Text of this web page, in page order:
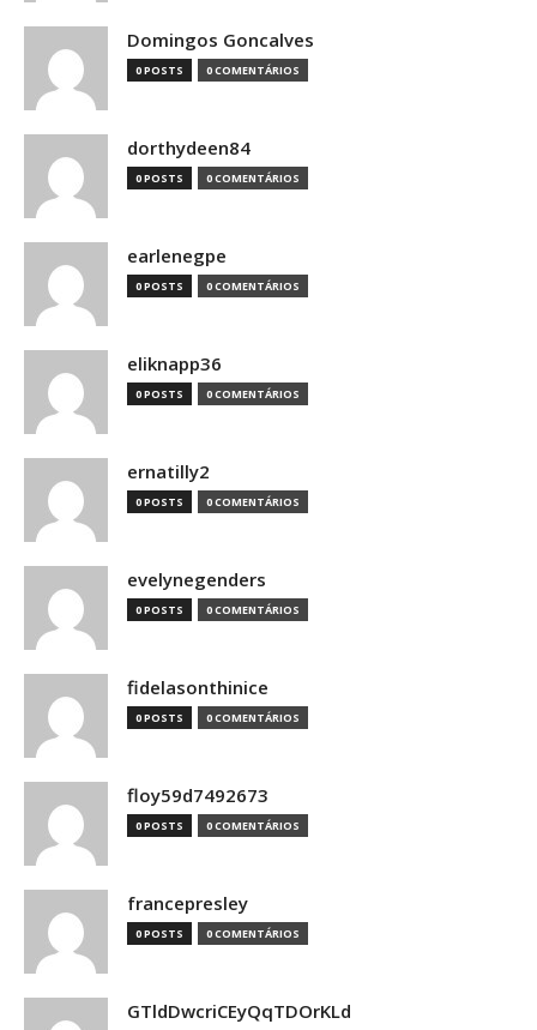
Domingos Goncalves
0 POSTS 0 COMENTÁRIOS
dorthydeen84
0 POSTS 0 COMENTÁRIOS
earlenegpe
0 POSTS 0 COMENTÁRIOS
eliknapp36
0 POSTS 0 COMENTÁRIOS
ernatilly2
0 POSTS 0 COMENTÁRIOS
evelynegenders
0 POSTS 0 COMENTÁRIOS
fidelasonthinice
0 POSTS 0 COMENTÁRIOS
floy59d7492673
0 POSTS 0 COMENTÁRIOS
francepresley
0 POSTS 0 COMENTÁRIOS
GTldDwcriCEyQqTDOrKLd